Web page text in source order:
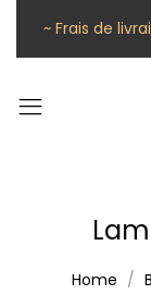
~ Frais de
Home